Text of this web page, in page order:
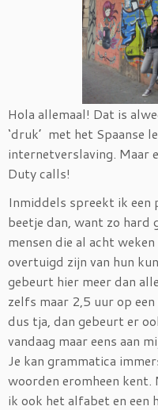
Hola allemaal! Dat is
‘druk’ met het Spaanse
internetverslaving. Maar
Duty calls!
Inmiddels spreekt ik een
beetje dan, want zo hard
mensen die al acht
overtuigd zijn van hun
gebeurt hier meer dan
zelfs maar 2,5 uur op
dus tja, dan gebeurt er
vandaag maar eens aan
Je kan grammatica
woorden eromheen
ik ook het alfabet en een